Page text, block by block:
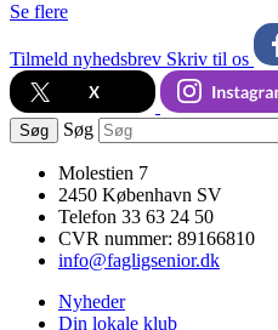
Se flere
Tilmeld nyhedsbrev Skriv til os
Søg Søg
Molestien 7
2450 København SV
Telefon 33 63 24 50
CVR nummer: 89166810
info@fagligsenior.dk
Nyheder
Din lokale klub